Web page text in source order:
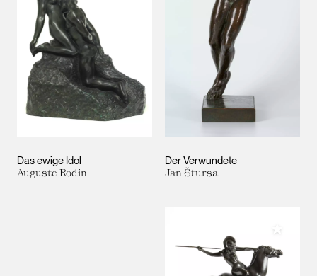
Das ewige Idol
Auguste Rodin
Der Verwundete
Jan Štursa
Meiner